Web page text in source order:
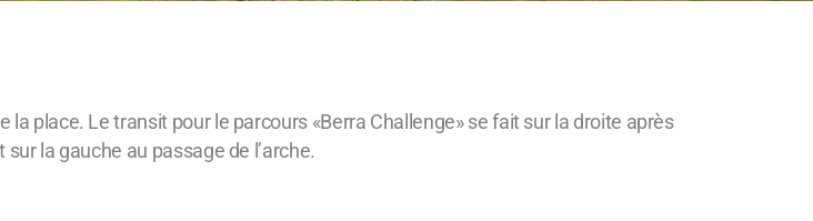
place. Le transit pour le parcours «Berra Challenge» se fait sur la droite après
la gauche au passage de l’arche.